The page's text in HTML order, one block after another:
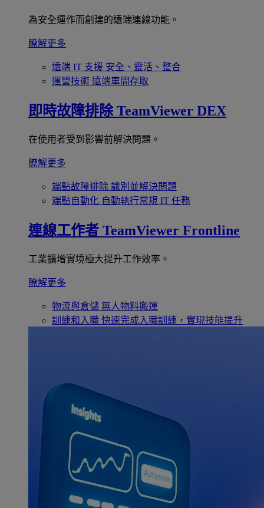
為安全運作而創建的遠端連線功能。
瞭解更多
遠端 IT 支援 安全、靈活、整合
運營技術 遠端車間存取
即時故障排除 TeamViewer DEX
在使用者受到影響前解決問題。
瞭解更多
端點故障排除 識別並解決問題
端點自動化 自動執行常規 IT 任務
連線工作者 TeamViewer Frontline
工業擴增實境極大提升工作效率。
瞭解更多
物流與倉儲 無人物料搬運
訓練和入職 快速完成入職訓練，實現技能提升